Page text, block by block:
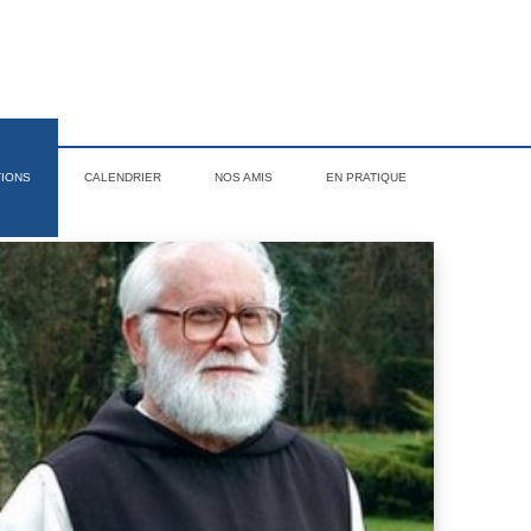
CALENDRIER NOS AMIS EN PRATIQUE